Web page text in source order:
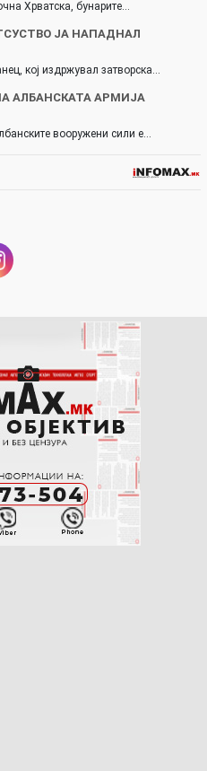
Хрватска, бунарите…
ЈА НАПАДНАЛ
кој издржувал затворска…
АЛБАНСКАТА АРМИЈА
вооружени сили е…